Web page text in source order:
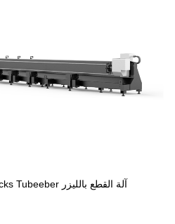
آلة القطع بالليزر RTC-12036M 3 Chucks Tubeeber